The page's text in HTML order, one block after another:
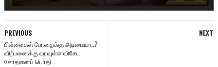
NEXT
PREVIOUS
பிள்ளைகள் போதைக்கு அடிமையா..?
விற்பனைக்கு வரவுள்ள விசேட
சோதனைப் பொதி